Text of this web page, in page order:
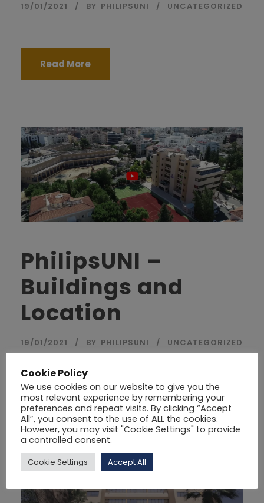
19/01/2021 BY PHILIPSUNI UNCATEGORIZED
Read More
PhilipsUNI –
Buildings and
Location
19/01/2021 BY PHILIPSUNI UNCATEGORIZED
Read More
Cookie Policy
We use cookies on our website to give you the
most relevant experience by remembering your
preferences and repeat visits. By clicking “Accept
All”, you consent to the use of ALL the cookies.
However, you may visit "Cookie Settings" to provide
a controlled consent.
Cookie Settings Accept All